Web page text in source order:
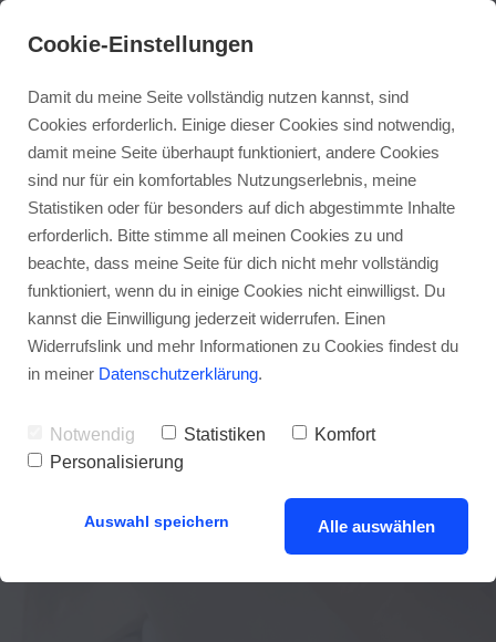
Kieferknacken - 2 einfache
Tipps
Cookie-Einstellungen
Damit du meine Seite vollständig nutzen kannst, sind
Cookies erforderlich. Einige dieser Cookies sind notwendig,
damit meine Seite überhaupt funktioniert, andere Cookies
sind nur für ein komfortables Nutzungserlebnis, meine
Statistiken oder für besonders auf dich abgestimmte Inhalte
erforderlich. Bitte stimme all meinen Cookies zu und
beachte, dass meine Seite für dich nicht mehr vollständig
funktioniert, wenn du in einige Cookies nicht einwilligst. Du
kannst die Einwilligung jederzeit widerrufen. Einen
Widerrufslink und mehr Informationen zu Cookies findest du
in meiner Datenschutzerklärung.
Notwendig Statistiken
Komfort
Personalisierung
Auswahl speichern Alle auswählen